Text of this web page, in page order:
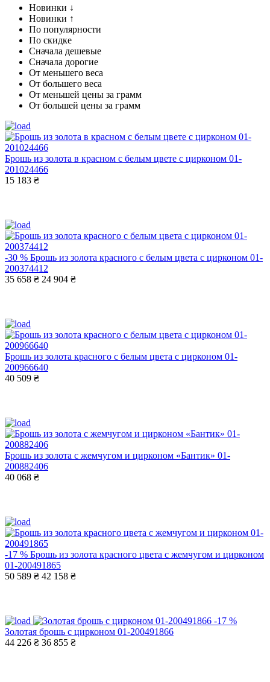
Новинки ↓
Новинки ↑
По популярности
По скидке
Сначала дешевые
Сначала дорогие
От меньшего веса
От большего веса
От меньшей цены за грамм
От большей цены за грамм
Брошь из золота в красном с белым цвете с цирконом 01-
201024466
15 183 ₴
-30 % Брошь из золота красного с белым цвета с цирконом 01-
200374412
35 658 ₴ 24 904 ₴
Брошь из золота красного с белым цвета с цирконом 01-
200966640
40 509 ₴
Брошь из золота с жемчугом и цирконом «Бантик» 01-
200882406
40 068 ₴
-17 % Брошь из золота красного цвета с жемчугом и цирконом
01-200491865
50 589 ₴ 42 158 ₴
-17 %
Золотая брошь с цирконом 01-200491866
44 226 ₴ 36 855 ₴